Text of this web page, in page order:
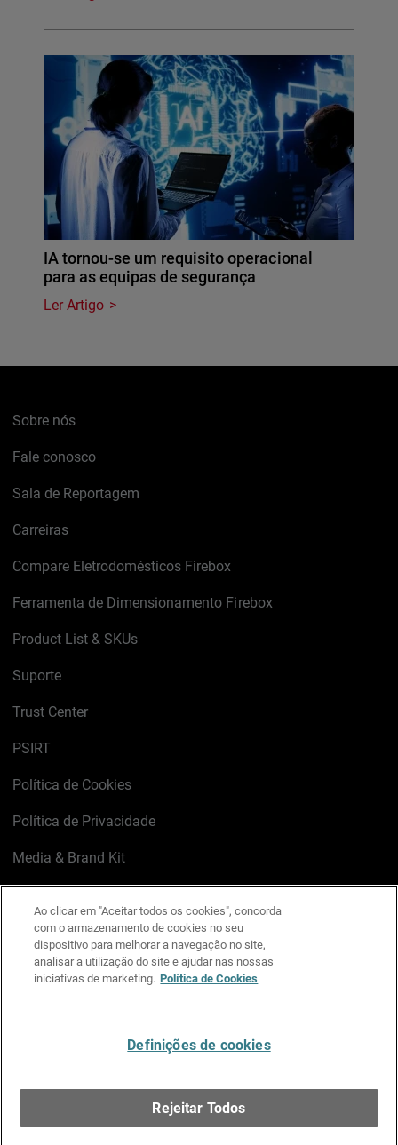
IA tornou-se um requisito operacional
para as equipas de segurança
Ler Artigo
Sobre nós
Fale conosco
Sala de Reportagem
Carreiras
Compare Eletrodomésticos Firebox
Ferramenta de Dimensionamento Firebox
Product List & SKUs
Suporte
Trust Center
PSIRT
Política de Cookies
Política de Privacidade
Media & Brand Kit
LinkedIn
X FacebookInstagram
YouTube
Ao clicar em "Aceitar todos os cookies", concorda
com o armazenamento de cookies no seu
dispositivo para melhorar a navegação no site,
analisar a utilização do site e ajudar nas nossas
iniciativas de marketing. Política de Cookies
Definições de cookies
Rejeitar Todos